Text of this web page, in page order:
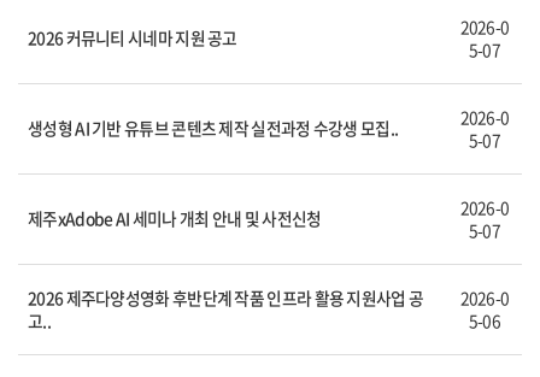
2026 커뮤니티 시네마 지원 공고
2026-0
5-07
생성형 AI 기반 유튜브 콘텐츠 제작 실전과정 수강생 모집..
2026-0
5-07
제주xAdobe AI 세미나 개최 안내 및 사전신청
2026-0
5-07
2026 제주다양성영화 후반단계 작품 인프라 활용 지원사업 공
고..
2026-0
5-06